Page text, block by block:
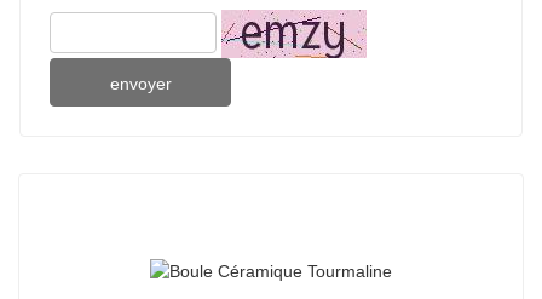
envoyer